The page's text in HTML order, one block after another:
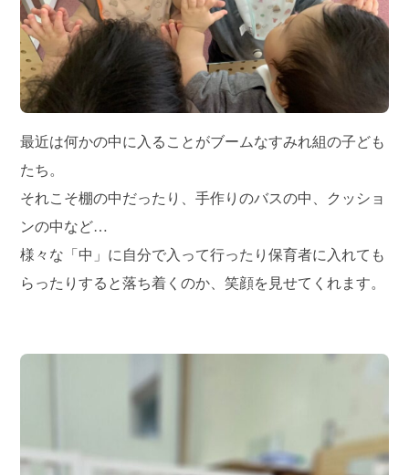
最近は何かの中に入ることがブームなすみれ組の子ども
たち。
それこそ棚の中だったり、手作りのバスの中、クッショ
ンの中など…
様々な「中」に自分で入って行ったり保育者に入れても
らったりすると落ち着くのか、笑顔を見せてくれます。